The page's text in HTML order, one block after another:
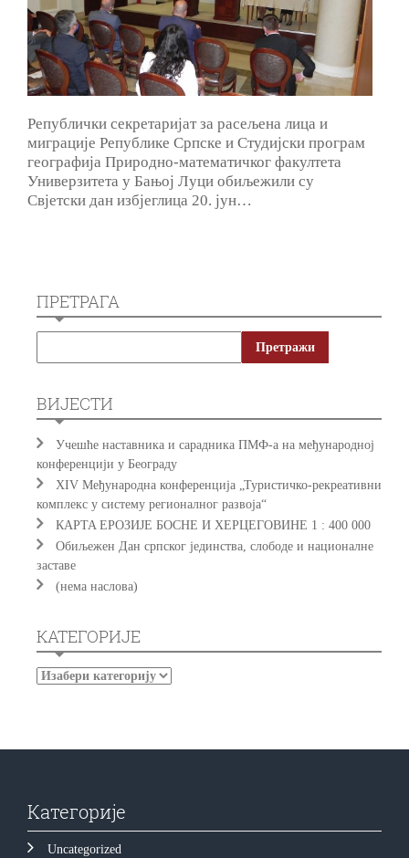
Републички секретаријат за расељена лица и
миграције Републике Српске и Студијски програм
географија Природно-математичког факултета
Универзитета у Бањој Луци обиљежили су
Свјетски дан избјеглица 20. јун…
ПРЕТРАГА
ВИЈЕСТИ
Учешће наставника и сарадника ПМФ-а на међународној
конференцији у Београду
XIV Међународна конференција „Туристичко-рекреативни
комплекс у систему регионалног развоја“
КAРTA EРOЗИJE БOСНE И ХEРЦEГOВИНE 1 : 400 000
Обиљежен Дан српског јединства, слободе и националне
заставе
(нема наслова)
КАТЕГОРИЈЕ
Категорије
Uncategorized